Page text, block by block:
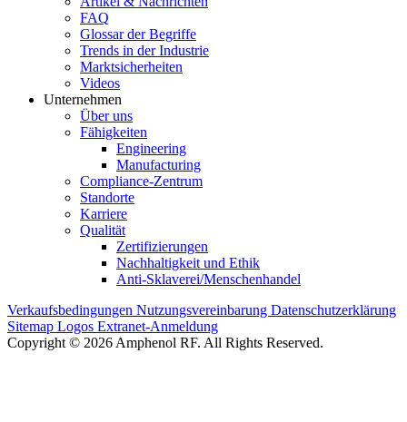
FAQ
Glossar der Begriffe
Trends in der Industrie
Marktsicherheiten
Videos
Unternehmen
Über uns
Fähigkeiten
Engineering
Manufacturing
Compliance-Zentrum
Standorte
Karriere
Qualität
Zertifizierungen
Nachhaltigkeit und Ethik
Anti-Sklaverei/Menschenhandel
Verkaufsbedingungen Nutzungsvereinbarung Datenschutzerklärung
Sitemap Logos Extranet-Anmeldung
Copyright © 2026 Amphenol RF. All Rights Reserved.